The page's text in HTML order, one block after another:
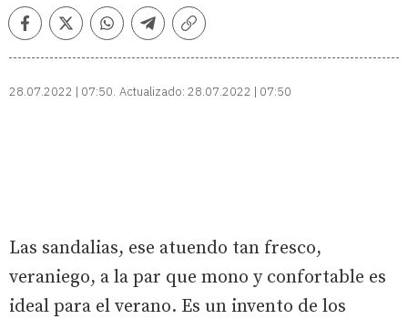
FacebookTwitterWhatsappTelegramCopiar
28.07.2022 | 07:50 Actualizado: 28.07.2022 | 07:50
Las sandalias, ese atuendo tan fresco,
veraniego, a la par que mono y confortable es
ideal para el verano. Es un invento de los